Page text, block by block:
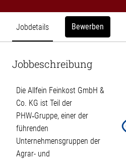
Jobdetails Bewerben
Jobbeschreibung
Die Allfein Feinkost GmbH &
Co. KG ist Teil der
PHW‑Gruppe, einer der
führenden
Unternehmensgruppen der
Agrar- und